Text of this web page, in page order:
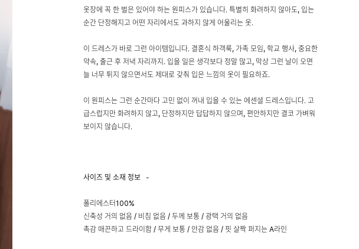
옷장에 꼭 한 벌은 있어야 하는 원피스가 있습니다. 특별히 화려하지 않아도, 입는
순간 단정해지고 어떤 자리에서도 과하지 않게 어울리는 옷.
이 드레스가 바로 그런 아이템입니다. 결혼식 하객룩, 가족 모임, 학교 행사, 중요한
약속, 출근 후 저녁 자리까지. 입을 일은 생각보다 정말 많고, 막상 그런 날이 오면
늘 너무 튀지 않으면서도 제대로 갖춰 입은 느낌의 옷이 필요하죠.
이 원피스는 그런 순간마다 고민 없이 꺼내 입을 수 있는 에센셜 드레스입니다. 고
급스럽지만 화려하지 않고, 단정하지만 답답하지 않으며, 편안하지만 결코 가벼워
보이지 않습니다.
사이즈 및 소재 정보 -
폴리에스터100%
신축성 거의 없음 / 비침 없음 / 두께 보통 / 광택 거의 없음
촉감 매끈하고 드라이함 / 무게 보통 / 안감 없음 / 핏 살짝 퍼지는 A라인